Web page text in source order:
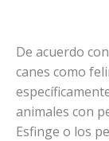
De acuerdo
canes como
animales con
Esfinge o los